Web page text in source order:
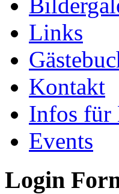
Links
Kontakt
Infos für
Events
Login